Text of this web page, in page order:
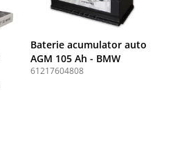
Baterie acumulator auto
AGM 105 Ah - BMW
61217604808